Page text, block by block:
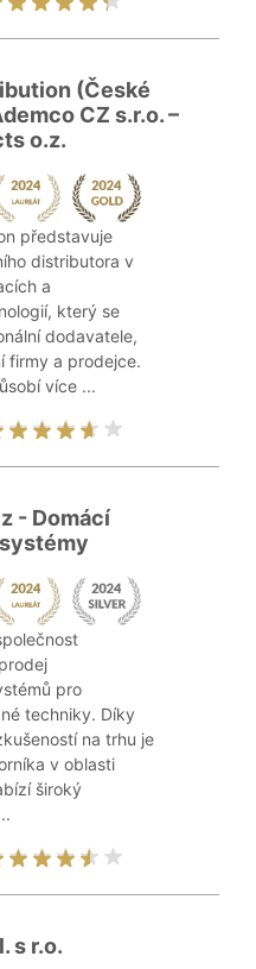
(České
CZ s.r.o. –
o.z.
představuje
distributora v
a
který se
dodavatele,
firmy a prodejce.
více ...
- Domácí
pro
techniky. Díky
na trhu je
v oblasti
široký
s r.o.